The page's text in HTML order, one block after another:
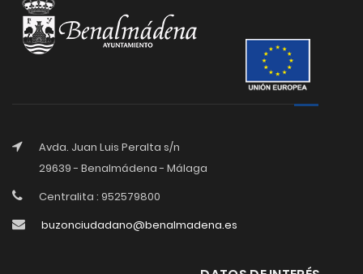
Avda. Juan Luis Peralta s/n
29639 - Benalmádena - Málaga
Centralita : 952579800
buzonciudadano@benalmadena.es